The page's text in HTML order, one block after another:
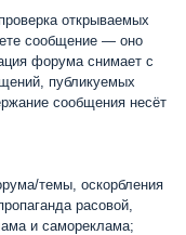
открываемых
сообщение — оно
форума снимает с
публикуемых
сообщения несёт
темы, оскорбления
расовой,
и самореклама;